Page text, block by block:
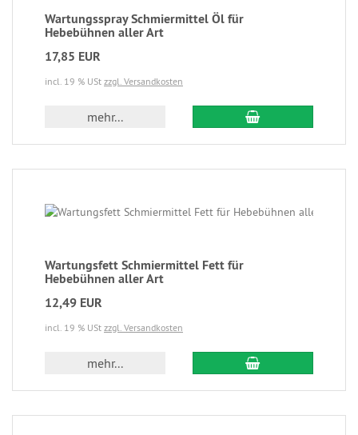
Wartungsspray Schmiermittel Öl für
Hebebühnen aller Art
17,85 EUR
incl. 19 % USt zzgl. Versandkosten
mehr...
Wartungsfett Schmiermittel Fett für
Hebebühnen aller Art
12,49 EUR
incl. 19 % USt zzgl. Versandkosten
mehr...